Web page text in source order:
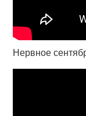
Нервное